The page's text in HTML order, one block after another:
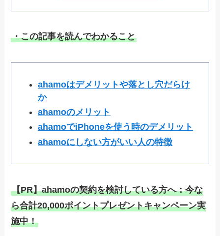
・この記事を読んでわかること
ahamoはデメリットや落とし穴だらけ
か
ahamoのメリット
ahamoでiPhoneを使う時のデメリット
ahamoにしない方がいい人の特徴
【PR】ahamoの契約を検討している方へ：今な
ら合計20,000ポイントプレゼントキャンペーン実
施中！